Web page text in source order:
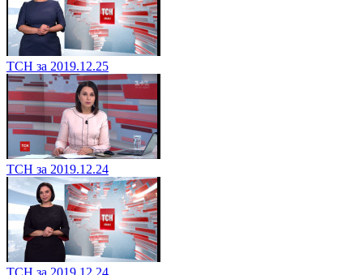
ТСН за 2019.12.25
ТСН за 2019.12.24
ТСН за 2019.12.24